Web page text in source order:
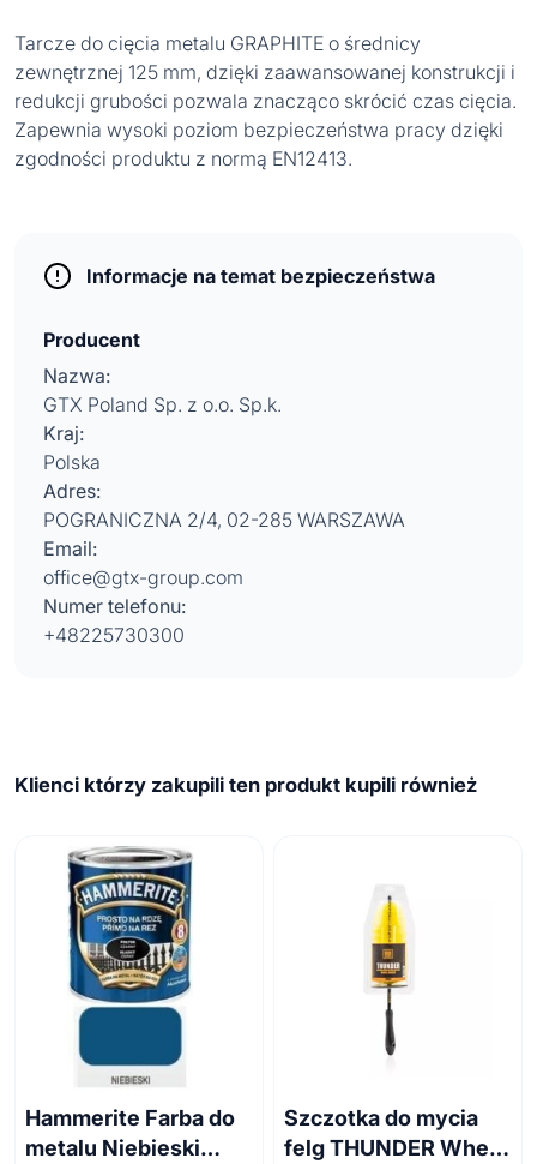
Tarcze do cięcia metalu GRAPHITE o średnicy
zewnętrznej 125 mm, dzięki zaawansowanej konstrukcji i
redukcji grubości pozwala znacząco skrócić czas cięcia.
Zapewnia wysoki poziom bezpieczeństwa pracy dzięki
zgodności produktu z normą EN12413.
Informacje na temat bezpieczeństwa
Producent
Nazwa:
GTX Poland Sp. z o.o. Sp.k.
Kraj:
Polska
Adres:
POGRANICZNA 2/4, 02-285 WARSZAWA
Email:
office@gtx-group.com
Numer telefonu:
+48225730300
Klienci którzy zakupili ten produkt kupili również
Hammerite Farba do
metalu Niebieski
Szczotka do mycia
felg THUNDER Wheel